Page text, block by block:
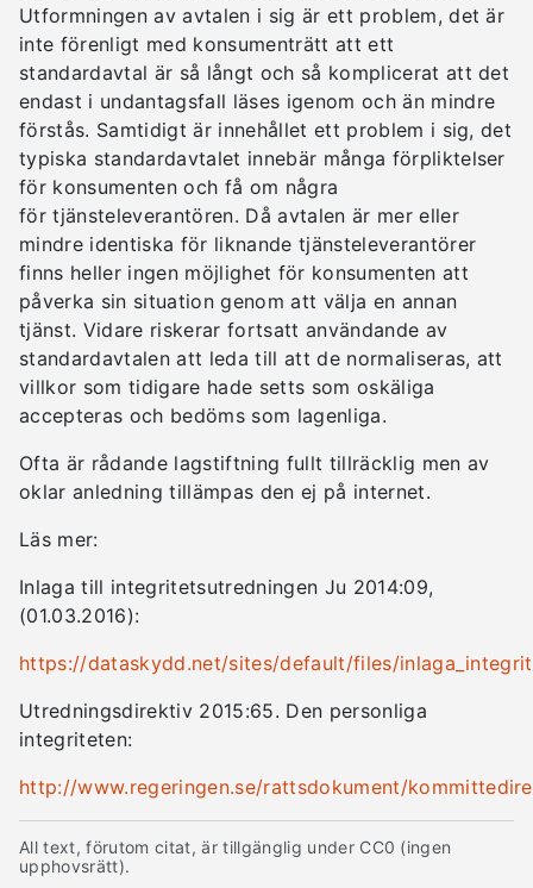
Utformningen av avtalen i sig är ett problem, det är
inte förenligt med konsumenträtt att ett
standardavtal är så långt och så komplicerat att det
endast i undantagsfall läses igenom och än mindre
förstås. Samtidigt är innehållet ett problem i sig, det
typiska standardavtalet innebär många förpliktelser
för konsumenten och få om några
för tjänsteleverantören. Då avtalen är mer eller
mindre identiska för liknande tjänsteleverantörer
finns heller ingen möjlighet för konsumenten att
påverka sin situation genom att välja en annan
tjänst. Vidare riskerar fortsatt användande av
standardavtalen att leda till att de normaliseras, att
villkor som tidigare hade setts som oskäliga
accepteras och bedöms som lagenliga.
Ofta är rådande lagstiftning fullt tillräcklig men av
oklar anledning tillämpas den ej på internet.
Läs mer:
Inlaga till integritetsutredningen Ju 2014:09,
(01.03.2016):
https://dataskydd.net/sites/default/files/
Utredningsdirektiv 2015:65. Den personliga
integriteten:
http://www.regeringen.se/rattsdokument/
All text, förutom citat, är tillgänglig under CC0 (ingen
upphovsrätt).